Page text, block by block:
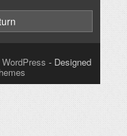
- Designed